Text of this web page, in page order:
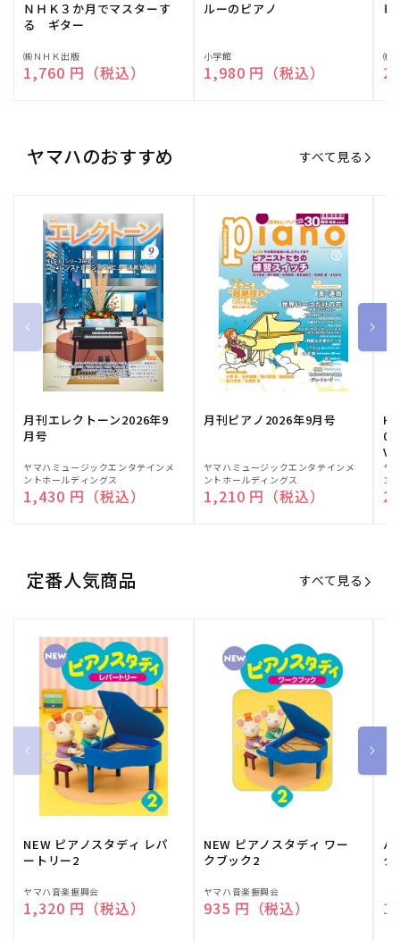
ＮＨＫ３か月でマスターす
る ギター
販
売
㈱ＮＨＫ出版
通常価格
1,760 円（税込）
ルーのピアノ
販
売
小学館
通常価格
1,980 円（税込）
ピ
販
売
㈱
ヤマハのおすすめ すべて見る
月刊エレクトーン2026年9
月号
販
売
元:
ヤマハミュージックエンタテインメ
ントホールディングス
通常価格
1,430 円（税込）
月刊ピアノ2026年9月号
販
売
元:
ヤマハミュージックエンタテインメ
ントホールディングス
通常価格
1,210 円（税込）
販
売
元:
ヤ
ン
定番人気商品 すべて見る
NEW ピアノスタディ レパ
ートリー2
販
売
ヤマハ音楽振興会
通常価格
1,320 円（税込）
NEW ピアノスタディ ワー
クブック2
販
売
ヤマハ音楽振興会
通常価格
935 円（税込）
バ
ク
売